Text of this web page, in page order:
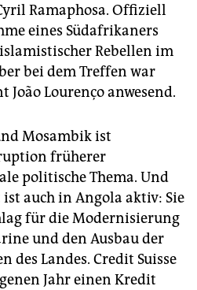
Ramaphosa. Offiziell
eines Südafrikaners
Rebellen im
bei dem Treffen war
João Lourenço anwesend.
Mosambik ist
früherer
politische Thema. Und
auch in Angola aktiv: Sie
für die Modernisierung
und den Ausbau der
des Landes. Credit Suisse
Jahr einen Kredit